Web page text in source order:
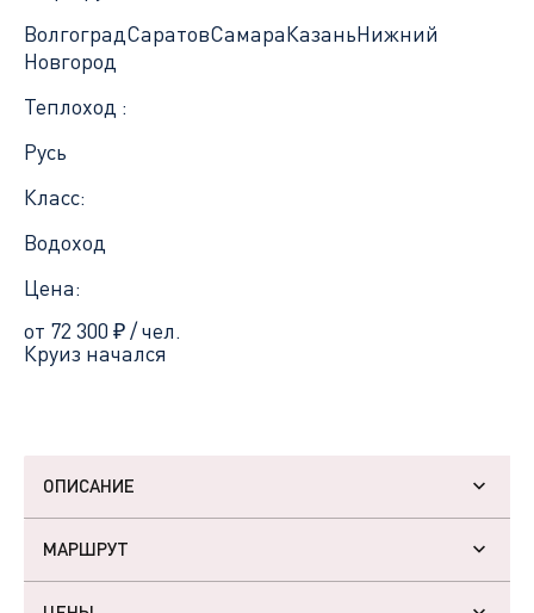
ВолгоградСаратовСамараКазаньНижний
Новгород
Теплоход :
Русь
Класс:
Водоход
Цена:
от 72 300 ₽/ чел.
Круиз начался
ОПИСАНИЕ
МАРШРУТ